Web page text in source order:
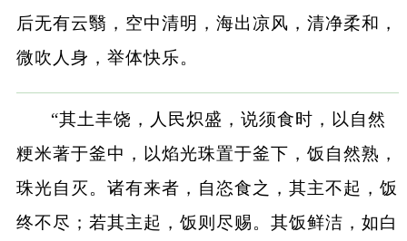
后无有云翳，空中清明，海出凉风，清净柔和，
微吹人身，举体快乐。
“其土丰饶，人民炽盛，说须食时，以自然
粳米著于釜中，以焰光珠置于釜下，饭自然熟，
珠光自灭。诸有来者，自恣食之，其主不起，饭
终不尽；若其主起，饭则尽赐。其饭鲜洁，如白